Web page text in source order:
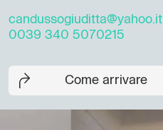
candussogiuditta@yahoo.it
0039 340 5070215
Come arrivare